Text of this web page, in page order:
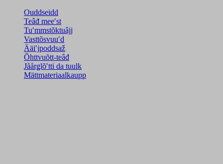
Ouddseidd
Teâđ meeʹst
Tuʹmmstõktuâjj
Vasttõsvuuʹd
Ääiʹjpoddsaž
Õhttvuõtt-teâđ
Jåårǥlõʹtti da tuulk
Mättmateriaalkaupp